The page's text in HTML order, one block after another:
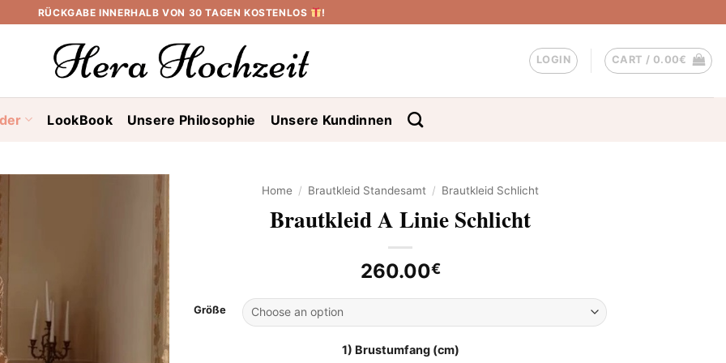
RÜCKGABE INNERHALB VON 30 TAGEN KOSTENLOS !
LOGIN CART / 0.00€
LookBook Unsere Philosophie Unsere Kundinnen
Home / Brautkleid Standesamt / Brautkleid Schlicht
Brautkleid A Linie Schlicht
260.00€
Größe
1) Brustumfang (cm)